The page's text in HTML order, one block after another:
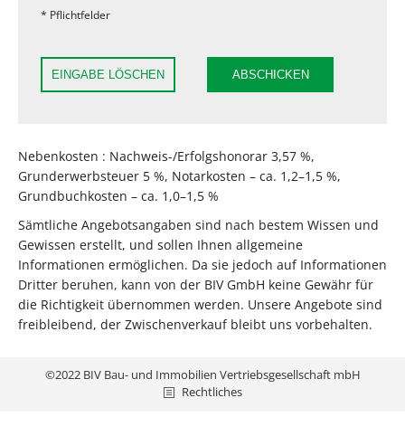
* Pflichtfelder
EINGABE LÖSCHEN ABSCHICKEN
Nebenkosten : Nachweis-/Erfolgshonorar 3,57 %,
Grunderwerbsteuer 5 %, Notarkosten – ca. 1,2–1,5 %,
Grundbuchkosten – ca. 1,0–1,5 %
Sämtliche Angebotsangaben sind nach bestem Wissen und
Gewissen erstellt, und sollen Ihnen allgemeine
Informationen ermöglichen. Da sie jedoch auf Informationen
Dritter beruhen, kann von der BIV GmbH keine Gewähr für
die Richtigkeit übernommen werden. Unsere Angebote sind
freibleibend, der Zwischenverkauf bleibt uns vorbehalten.
©2022 BIV Bau- und Immobilien Vertriebsgesellschaft mbH
Rechtliches